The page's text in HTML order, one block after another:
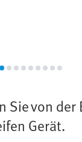
Sie von
Gerät.